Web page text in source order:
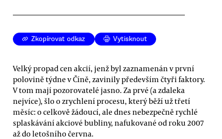
Zkopírovat odkaz Vytisknout
Velký propad cen akcií, jenž byl zaznamenán v první
polovině týdne v Číně, zavinily především čtyři faktory.
V tom mají pozorovatelé jasno. Za prvé (a zdaleka
nejvíce), šlo o zrychlení procesu, který běží už třetí
měsíc: o celkově žádoucí, ale dnes nebezpečně rychlé
splaskávání akciové bubliny, nafukované od roku 2007
až do letošního června.